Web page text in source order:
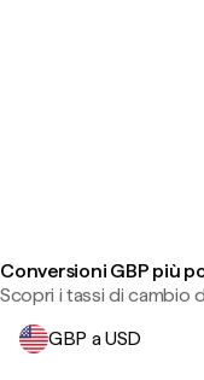
Conversioni GBP più
Scopri i tassi di cambio
GBP a USD